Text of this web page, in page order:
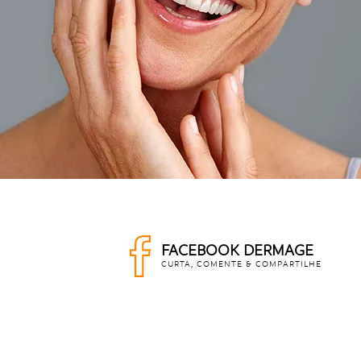
FACEBOOK DERMAGE
CURTA, COMENTE & COMPARTILHE